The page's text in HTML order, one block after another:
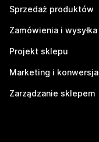
Sprzedaż produktów
Zamówienia i wysyłka
Projekt sklepu
Marketing i konwersja
Zarządzanie sklepem